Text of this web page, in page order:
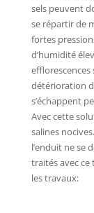
sels peuvent
se répartir de
fortes
d’humidité
efflorescences
détérioration
s’échappent
Avec cette
salines
l’enduit ne se
traités avec
les travaux: